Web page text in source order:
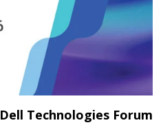
Dell Technologies Forum